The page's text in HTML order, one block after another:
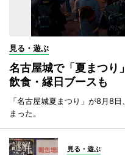
見る・遊ぶ
名古屋城で「夏まつり
飲食・縁日ブースも
「名古屋城夏まつり」が8月8
まった。
見る・遊ぶ